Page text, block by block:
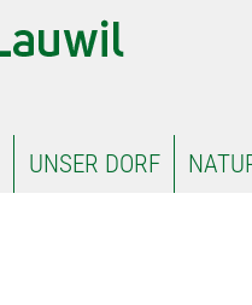
UNSER DORF